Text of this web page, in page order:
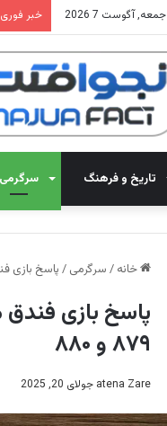
جمعه, آگوست 7 2026 خبر فوری
تاریخ و فرهنگ سرگرمی
خانه / سرگرمی /پاسخ بازی فندق مراحل ۸۷۱، ۸۷۲، ۸۷۳،
۸۷۹ و ۸۸۰
atena Zare جولای 20, 2025